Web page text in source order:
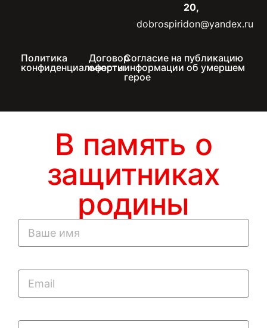
20,
dobrospiridon@yandex.ru
Политика
конфиденциальности
Договор
оферты
Согласие на публикацию
информации об умершем
герое
В память о
защитниках
родины